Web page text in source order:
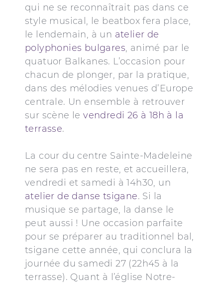
qui ne se reconnaîtrait pas dans ce
style musical, le beatbox fera place,
le lendemain, à un atelier de
polyphonies bulgares, animé par le
quatuor Balkanes. L’occasion pour
chacun de plonger, par la pratique,
dans des mélodies venues d’Europe
centrale. Un ensemble à retrouver
sur scène levendredi 26 à 18h à la
terrasse.
La cour du centre Sainte-Madeleine
ne sera pas en reste, et accueillera,
vendredi et samedi à 14h30, un
atelier de danse tsigane. Si la
musique se partage, la danse le
peut aussi ! Une occasion parfaite
pour se préparer au traditionnel bal,
tsigane cette année, qui conclura la
journée du samedi 27 (22h45 à la
terrasse). Quant à l’église Notre-